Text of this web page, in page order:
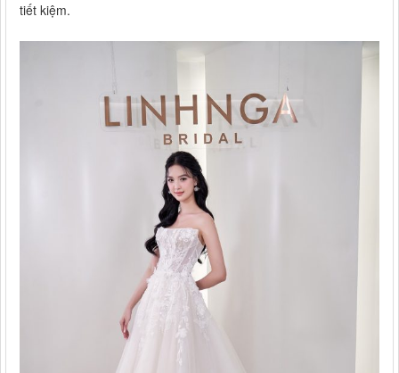
tiết kiệm.